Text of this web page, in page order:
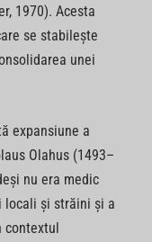
1970). Acesta
se stabilește
unei
expansiune a
Olahus (1493–
nu era medic
locali și străini și a
contextul